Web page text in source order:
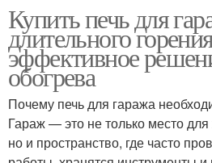
Купить печь для
длительного
эффективное
обогрева
Почему печь для гаража
Гараж — это не только место
но и пространство, где часто